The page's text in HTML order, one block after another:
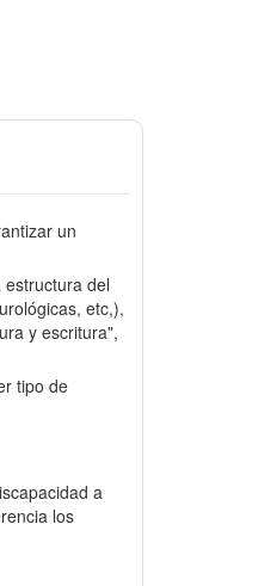
un
del
etc,),
y escritura",
tipo de
a
los